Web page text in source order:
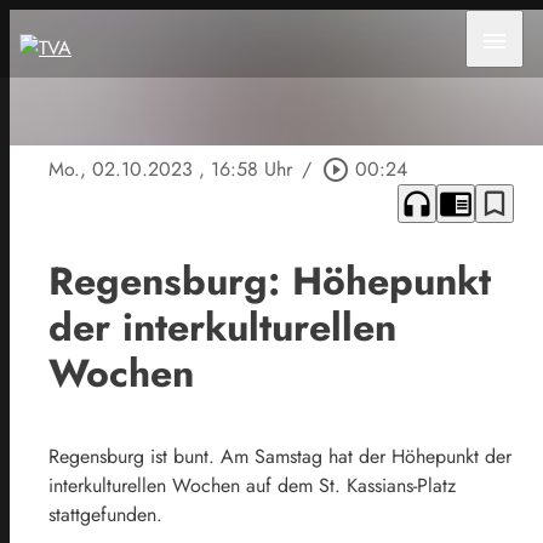
Mo., 02.10.2023 , 16:58 Uhr / play_circle_outline 00:24
headphones chrome_reader_mode bookmark_border
Regensburg: Höhepunkt
der interkulturellen
Wochen
Regensburg ist bunt. Am Samstag hat der Höhepunkt der
interkulturellen Wochen auf dem St. Kassians-Platz
stattgefunden.